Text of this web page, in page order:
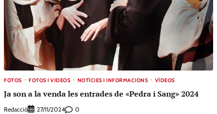
FOTOS FOTOS I VIDEOS NOTÍCIES I INFORMACIONS VÍDEOS
Ja son a la venda les entrades de «Pedra i Sang» 2024
Redacció 27/11/2024 0